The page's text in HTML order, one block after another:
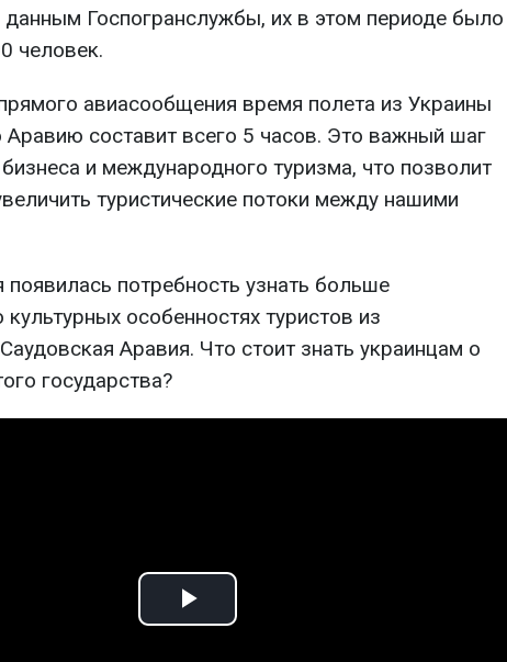
данным Госпогранслужбы, их в этом периоде было
человек.
авиасообщения время полета из Украины
составит всего 5 часов. Это важный шаг
и международного туризма, что позволит
туристические потоки между нашими
потребность узнать больше
особенностях туристов из
Аравия. Что стоит знать украинцам о
государства?
Play